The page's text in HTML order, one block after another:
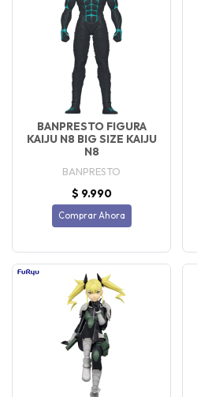
BANPRESTO FIGURA
KAIJU N8 BIG SIZE KAIJU
N8
BANPRESTO
$ 9.990
Comprar Ahora